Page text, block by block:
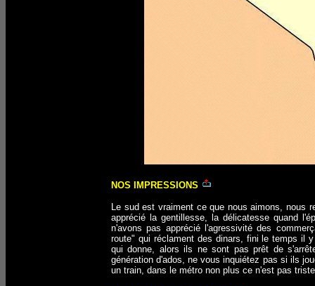
NOS IMPRESSIONS
Le sud est vraiment ce que nous aimons, nous
apprécié la gentillesse, la délicatesse quand
n'avons pas apprécié l'agressivité des
route" qui réclament des dinars, fini le temps il
qui donne, alors ils ne sont pas prêt de
génération d'ados, ne vous inquiétez pas si ils
un train, dans le métro non plus ce n'est pas